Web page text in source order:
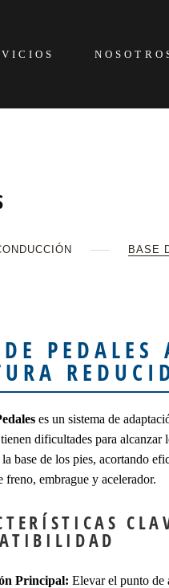
BASE
PEDALES
es un sistema de
dificultades para
base de los pies, acortando
freno, embrague y acelerador.
Principal: Elevar el punto de